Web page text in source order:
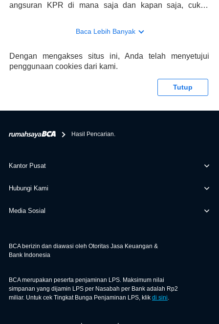
angsuran KPR di mana saja dan kapan saja, cukup
konsultasi mengenai KPR, maka ada layanan live chat
memberikan keuntungan yang berlipat, persyaratan
pengajuan KPR BCA juga sangat mudah, kamu bisa cek
tentang properti disini BCA hanya sebagai pihak
bertanggung jawab terhadap informasi yang rekanan
Baca Lebih Banyak
Dengan mengakses situs ini, Anda telah menyetujui
penggunaan cookies dari kami.
Tutup
Hasil Pencarian.
Kantor Pusat
Hubungi Kami
Media Sosial
BCA berizin dan diawasi oleh Otoritas Jasa Keuangan &
Bank Indonesia
BCA merupakan peserta penjaminan LPS. Maksimum nilai
simpanan yang dijamin LPS per Nasabah per Bank adalah Rp2
miliar. Untuk cek Tingkat Bunga Penjaminan LPS, klik di sini.